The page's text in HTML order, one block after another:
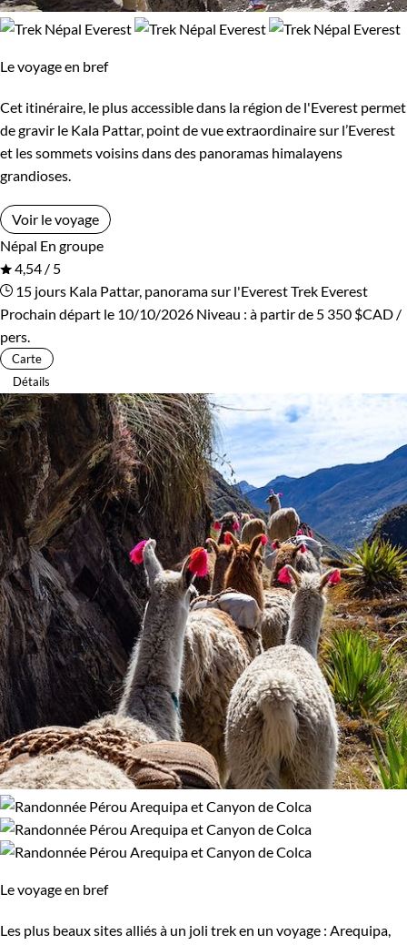
Le voyage en bref
Cet itinéraire, le plus accessible dans la région de l'Everest permet
de gravir le Kala Pattar, point de vue extraordinaire sur l’Everest
et les sommets voisins dans des panoramas himalayens
grandioses.
Voir le voyage
Népal En groupe
4,54 / 5
15 jours Kala Pattar, panorama sur l'EverestTrek Everest
Prochain départ le 10/10/2026 Niveau : à partir de 5 350 $CAD /
pers.
Carte
Détails
Le voyage en bref
Les plus beaux sites alliés à un joli trek en un voyage : Arequipa,